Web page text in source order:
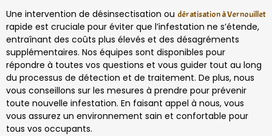
Une intervention de désinsectisation ou dératisation à Vernouillet
rapide est cruciale pour éviter que l’infestation ne s’étende,
entraînant des coûts plus élevés et des désagréments
supplémentaires. Nos équipes sont disponibles pour
répondre à toutes vos questions et vous guider tout au long
du processus de détection et de traitement. De plus, nous
vous conseillons sur les mesures à prendre pour prévenir
toute nouvelle infestation. En faisant appel à nous, vous
vous assurez un environnement sain et confortable pour
tous vos occupants.